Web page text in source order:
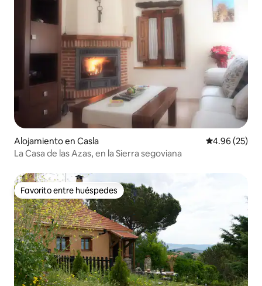
Alojamiento en Casla Calificación
4.96 (25)
La Casa de las Azas, en la Sierra segoviana
Favorito entre huéspedes
Favorito entre huéspedes